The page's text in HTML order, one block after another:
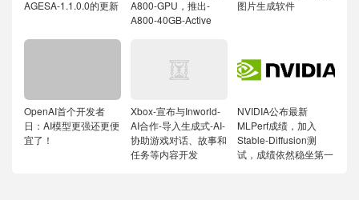
AGESA-1.1.0.0的更新
A800-GPU，推出-
A800-40GB-Active
图片生成软件
OpenAI首个开发者
日：AI模型更强还更便
宜了！
Xbox-宣布与Inworld-
AI合作-导入生成式-AI-
协助游戏对话、故事和
任务等内容开发
NVIDIA公布最新
MLPerf成绩，加入
Stable-Diffusion测
试，成绩依然稳坐第一